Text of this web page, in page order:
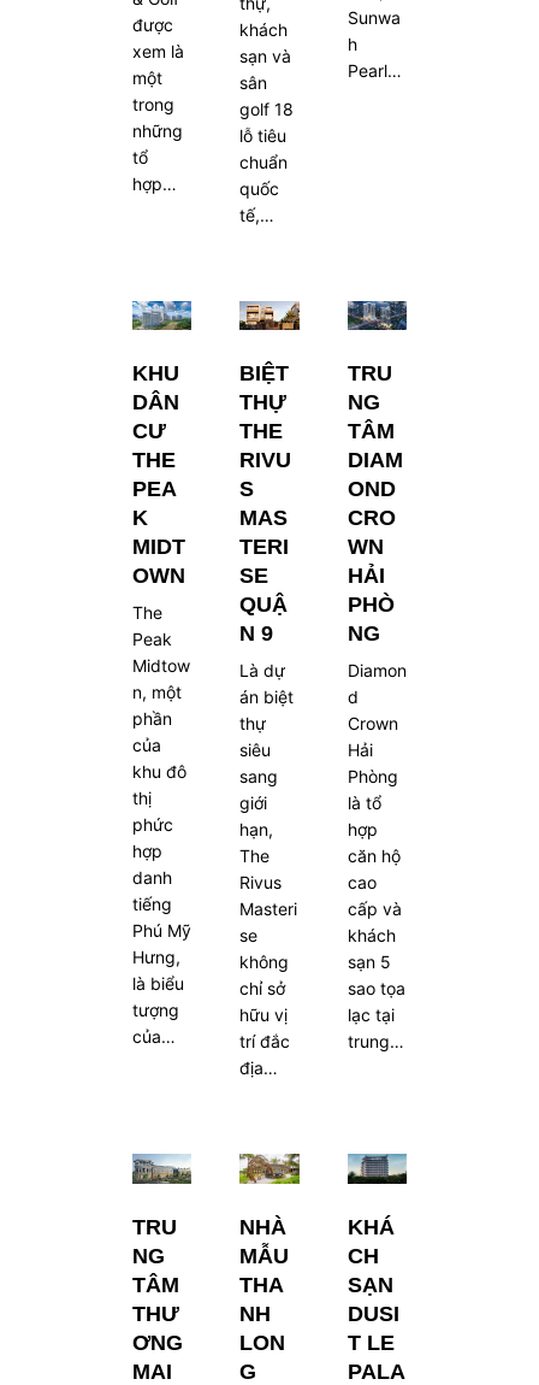
được
xem là
một
trong
những
tổ
hợp…
khách
sạn và
sân
golf 18
lỗ tiêu
chuẩn
quốc
tế,…
Sunwa
h
Pearl…
KHU
DÂN
CƯ
THE
PEA
K
MIDT
OWN
The
Peak
Midtow
n, một
phần
của
khu đô
thị
phức
hợp
danh
tiếng
Phú Mỹ
Hưng,
là biểu
tượng
của…
BIỆT
THỰ
THE
RIVU
S
MAS
TERI
SE
QUẬ
N 9
Là dự
án biệt
thự
siêu
sang
giới
hạn,
The
Rivus
Masteri
se
không
chỉ sở
hữu vị
trí đắc
địa…
TRU
NG
TÂM
DIAM
OND
CRO
WN
HẢI
PHÒ
NG
Diamon
d
Crown
Hải
Phòng
là tổ
hợp
căn hộ
cao
cấp và
khách
sạn 5
sao tọa
lạc tại
trung…
TRU
NG
TÂM
THƯ
ƠNG
MAI
NHÀ
MẪU
THA
NH
LON
G
KHÁ
CH
SẠN
DUSI
T LE
PALA